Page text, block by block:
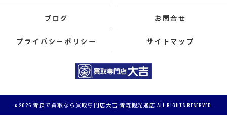
ブログ お問合せ
プライバシーポリシー サイトマップ
c 2026 青森で買取なら買取専門店大吉 青森観光通店 ALL RIGHTS RESERVED.